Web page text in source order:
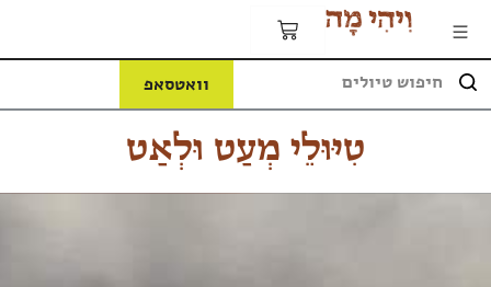
וואטסאפ
טִיּוּלֵי מְעַט וּלְאַט